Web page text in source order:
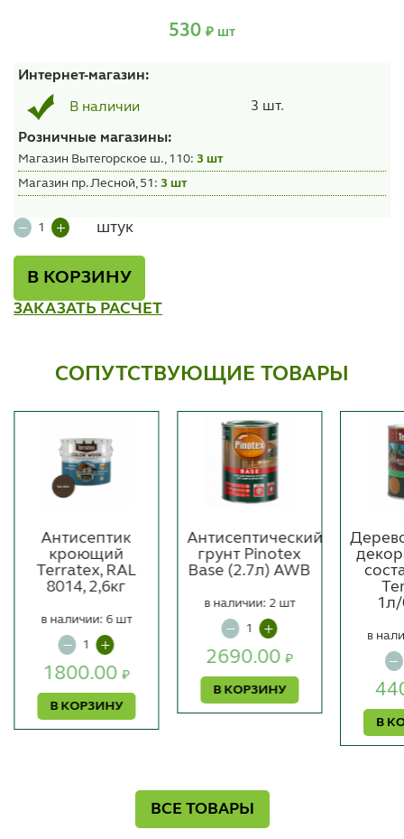
530 ₽ шт
Интернет-магазин:
В наличии 3 шт.
Розничные магазины:
Магазин Вытегорское ш., 110: 3 шт
Магазин пр. Лесной, 51: 3 шт
штук
В КОРЗИНУ
ЗАКАЗАТЬ РАСЧЕТ
СОПУТСТВУЮЩИЕ ТОВАРЫ
Антисептик
кроющий
Terratex, RAL
8014, 2,6кг
1800.00₽
В КОРЗИНУ
в наличии: 6 шт
Антисептический
грунт Pinotex
Base (2.7л) AWB
2690.00₽
В КОРЗИНУ
в наличии: 2 шт
1л/
В
в
ВСЕ ТОВАРЫ